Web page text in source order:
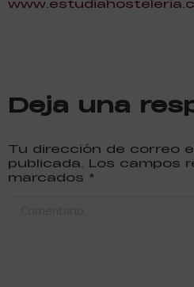
Deja una
Tu dirección de correo
publicada. Los campos
marcados *